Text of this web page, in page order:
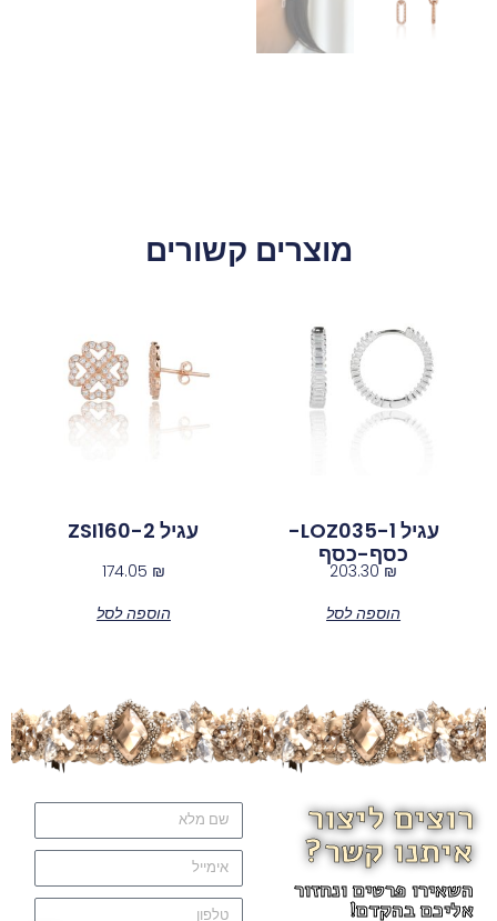
מוצרים קשורים
עגיל LOZ035-1-
כסף-כסף
203.30₪
הוספה לסל
עגיל ZSI160-2
174.05 ₪
הוספה לסל
רוצים ליצור
איתנו קשר?
השאירו פרטים ונחזור
אליכם בהקדם!